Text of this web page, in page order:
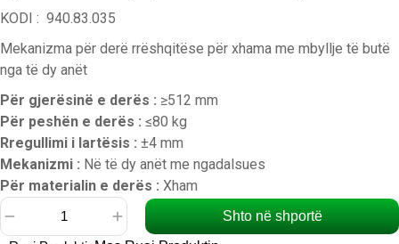
KODI : 940.83.035
Mekanizma për derë rrëshqitëse për xhama me mbyllje të butë
nga të dy anët
Për gjerësinë e derës : ≥512 mm
Për peshën e derës : ≤80 kg
Rregullimi i lartësis : ±4 mm
Mekanizmi : Në të dy anët me ngadalsues
Për materialin e derës : Xham
Shto në shportë